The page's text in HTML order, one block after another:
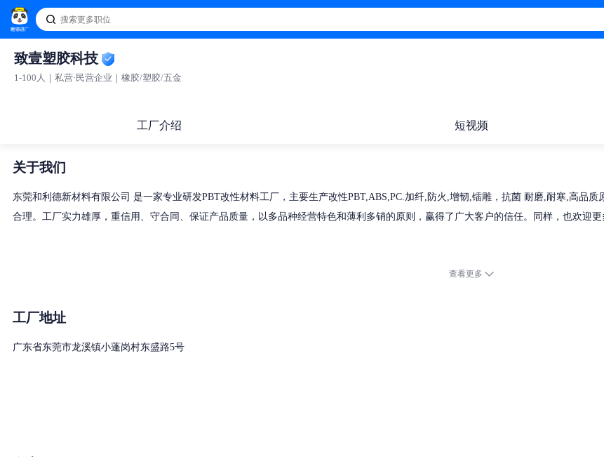
致壹塑胶科技
1-100人｜私营·民营企业｜橡胶/塑胶/五金
工厂介绍 短视频
关于我们
东莞和利德新材料有限公司 是一家专业研发PBT改性材料工厂，主要生产改性PBT,ABS,PC.加纤,防火,增韧,镭雕，抗菌 耐磨,耐寒,高品
查看更多
工厂地址
广东省东莞市龙溪镇小蓬岗村东盛路5号